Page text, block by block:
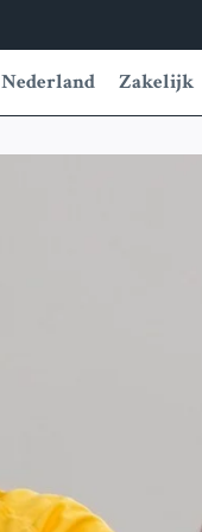
Nederland Zakelijk